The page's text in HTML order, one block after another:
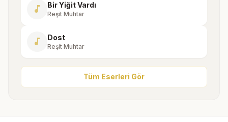
music_note Bir Yiğit Vardı
Reşit Muhtar
music_note Dost
Reşit Muhtar
Tüm Eserleri Gör